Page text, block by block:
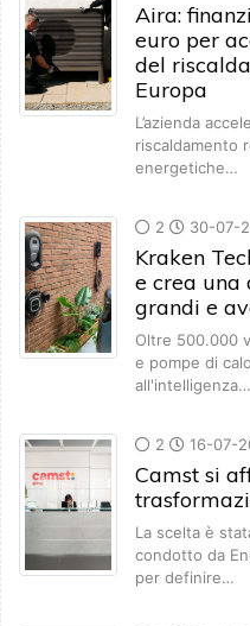
Aira:
euro per
del
Europa
L’azienda
riscaldamento
energetiche…
2 30-07-
Kraken
e crea una
grandi e
Oltre 500.000
e pompe di
all'intelligenza…
2 16-07-
Camst si
La scelta è
condotto da
per definire…